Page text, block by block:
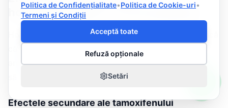
hormonoterapiei — ce să așteptați
Hormonoterapia nu este chimioterapie — nu provoacă
căderea părului, greață severă sau neutropenie. Dar
are efecte secundare proprii, pe care este important
Efectele secundare ale tamoxifenului
Politica de Confidențialitate•Politica de Cookie-uri•
Termeni și Condiții
Acceptă toate
Refuză opționale
Setări